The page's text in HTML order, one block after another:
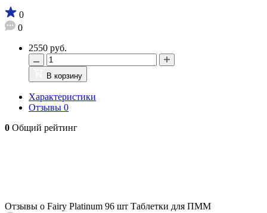
0
0
2550 руб.
В корзину
Характеристики
Отзывы 0
0 Общий рейтинг
Отзывы о Fairy Platinum 96 шт Таблетки для ПММ